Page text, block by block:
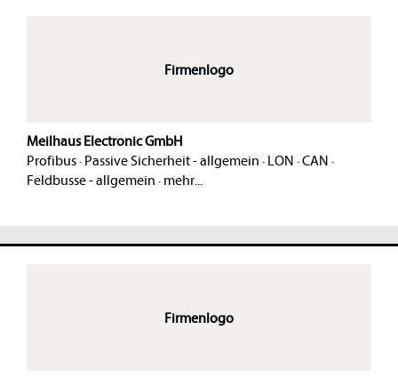
Firmenlogo
Meilhaus Electronic GmbH
Profibus· Passive Sicherheit - allgemein · LON ·CAN ·
Feldbusse - allgemein · mehr...
Firmenlogo